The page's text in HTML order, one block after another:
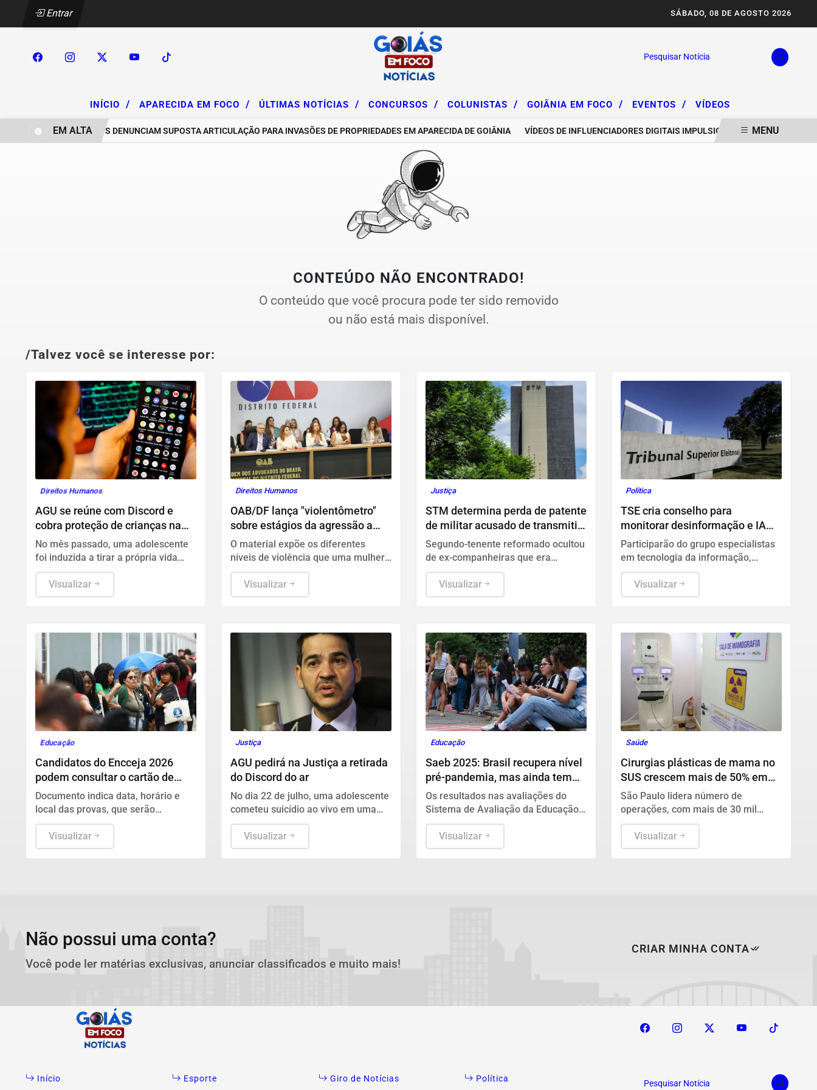
Entrar SÁBADO, 08 DE AGOSTO 2026
Pesquisar Notícia
INÍCIO / APARECIDA EM FOCO / ÚLTIMAS NOTÍCIAS / CONCURSOS / COLUNISTAS / GOIÂNIA EM FOCO / EVENTOS / VÍDEOS
CHACAREIROS DENUNCIAM SUPOSTA ARTICULAÇÃO PARA INVASÕES DE PROPRIEDADES EM APARECIDA DE GOIÂNIA VÍDEOS DE INFLUENCIADORES DIGITAIS IMPULSIONAM DEGRADAÇÃO DA
EM ALTA MENU
CONTEÚDO NÃO ENCONTRADO!
O conteúdo que você procura pode ter sido removido
ou não está mais disponível.
/Talvez você se interesse por:
Direitos Humanos
AGU se reúne com Discord e
cobra proteção de crianças na
plataforma
No mês passado, uma adolescente
foi induzida a tirar a própria vida
durante uma live transmitida pela
plataforma
Visualizar
Direitos Humanos
OAB/DF lança "violentômetro"
sobre estágios da agressão a
mulheres
O material expõe os diferentes
níveis de violência que uma mulher
pode enfrentar, organizado em três
estágios: "Fique Atenta", "Proteja-se"
e "Fuja".
Visualizar
Justiça
STM determina perda de patente
de militar acusado de transmitir
HIV
Segundo-tenente reformado ocultou
de ex-companheiras que era
soropositivo. Defesa disse que
conduta diz respeito à vida privada
do acusado e não tem relação com a
Visualizar
Política
TSE cria conselho para
monitorar desinformação e IA
nas eleições
Participarão do grupo especialistas
em tecnologia da informação,
segurança pública, relações
internacionais e saúde pública. Os
nomes ainda não foram escolhidos
Visualizar
Educação
Candidatos do Encceja 2026
podem consultar o cartão de
inscrição
Documento indica data, horário e
local das provas, que serão
aplicadas no dia 23 em todo o país.
Visualizar
Justiça
AGU pedirá na Justiça a retirada
do Discord do ar
No dia 22 de julho, uma adolescente
cometeu suicídio ao vivo em uma
transmissão na rede social.
Visualizar
Educação
Saeb 2025: Brasil recupera nível
pré-pandemia, mas ainda tem
gargalos
Os resultados nas avaliações do
Sistema de Avaliação da Educação
Básica (Saeb) 2025, divulgados
nesta quarta-feira (5) pelo
Ministério da Educação (MEC), em
Visualizar
Saúde
Cirurgias plásticas de mama no
SUS crescem mais de 50% em
dez anos
São Paulo lidera número de
operações, com mais de 30 mil
procedimentos, de acordo com
números da Sociedade Brasileira de
Cirurgia Plástica.
Visualizar
Não possui uma conta?
Você pode ler matérias exclusivas, anunciar classificados e muito mais!
CRIAR MINHA CONTA
Início Esporte Giro de Notícias Política